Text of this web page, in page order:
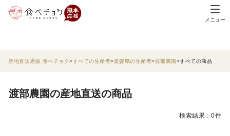
メニュー
産地直送通販 食べチョク すべての生産者 愛媛県の生産者 渡部農園 すべての商品
渡部農園の産地直送の商品
検索結果：0件